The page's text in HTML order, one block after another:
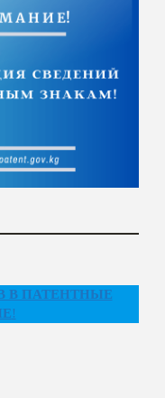
В ПАТЕНТНЫЕ
!